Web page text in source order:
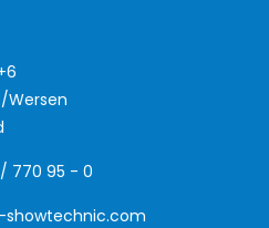
Wersen
770 95 - 0